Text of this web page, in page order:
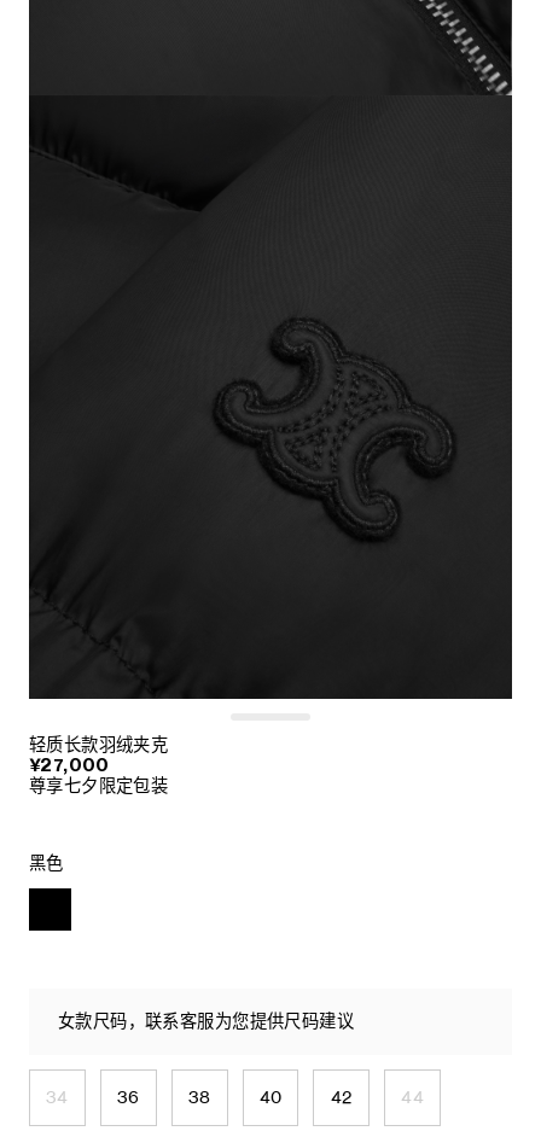
轻质长款羽绒夹克
¥27,000
尊享七夕限定包装
黑色
女款尺码，联系客服为您提供尺码建议
34 36 38 40 42 44